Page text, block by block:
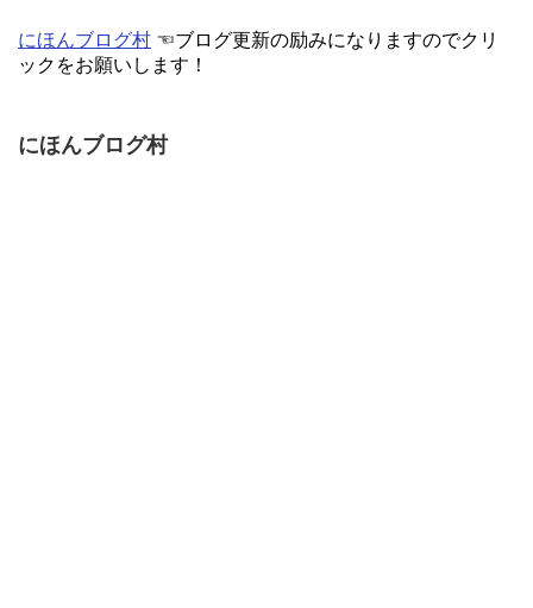
にほんブログ村 ☜ブログ更新の励みになりますのでクリ
ックをお願いします！
にほんブログ村